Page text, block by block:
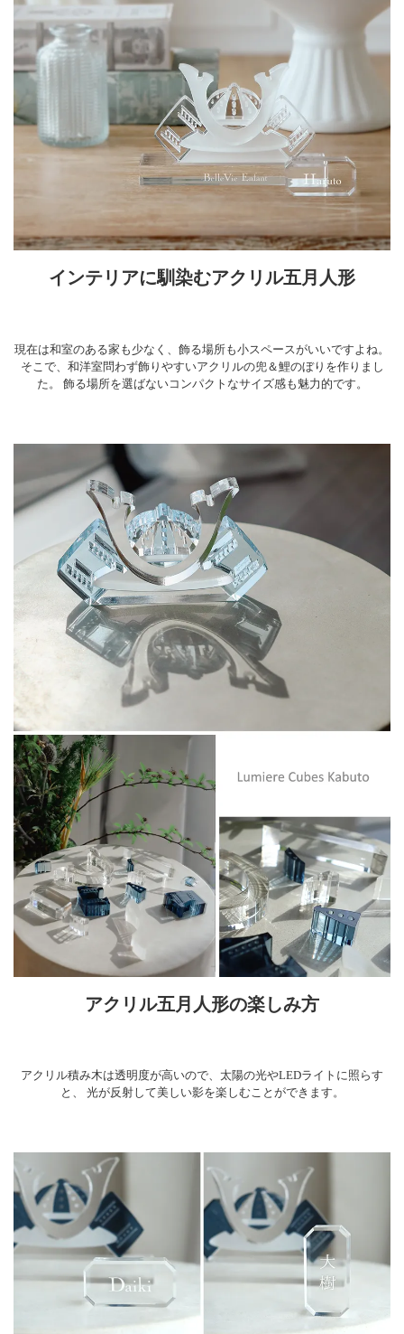
インテリアに馴染むアクリル五月人形
現在は和室のある家も少なく、飾る場所も小スペースがいいですよね。
そこで、和洋室問わず飾りやすいアクリルの兜＆鯉のぼりを作りまし
た。
飾る場所を選ばないコンパクトなサイズ感も魅力的です。
アクリル五月人形の楽しみ方
アクリル積み木は透明度が高いので、太陽の光やLEDライトに照らす
と、
光が反射して美しい影を楽しむことができます。